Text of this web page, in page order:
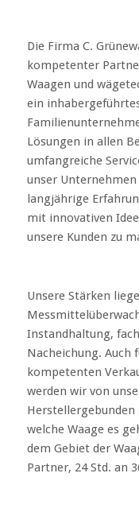
Die Firma C.
kompetenter
Waagen und
ein
Lösungen in allen
umfangreiche
unser
langjährige
mit innovativen
unsere Kunden zu
Unsere Stärken
Instandhaltung,
Nacheichung. Auch
kompetenten
werden wir von
welche Waage es
dem Gebiet der
Partner, 24 Std. an